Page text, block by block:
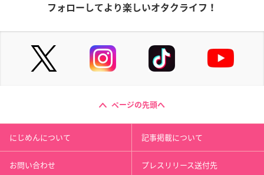
フォローしてより楽しいオタクライフ！
ページの先頭へ
にじめんについて 記事掲載について
お問い合わせ プレスリリース送付先